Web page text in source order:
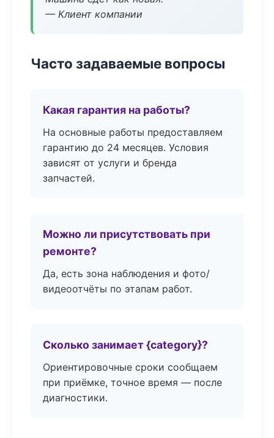
— Клиент компании
Часто задаваемые вопросы
Какая гарантия на работы?
На основные работы предоставляем
гарантию до 24 месяцев. Условия
зависят от услуги и бренда
запчастей.
Можно ли присутствовать при
ремонте?
Да, есть зона наблюдения и фото/
видеоотчёты по этапам работ.
Сколько занимает {category}?
Ориентировочные сроки сообщаем
при приёмке, точное время — после
диагностики.